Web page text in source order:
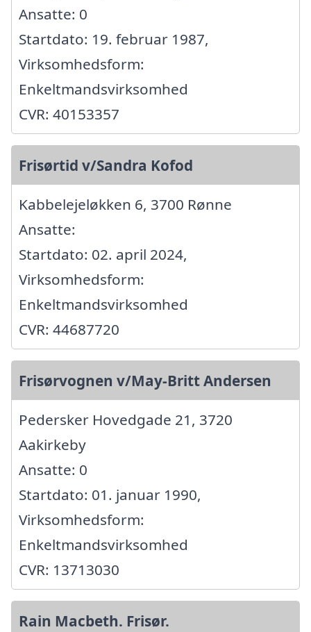
Ansatte: 0
Startdato: 19. februar 1987,
Virksomhedsform:
Enkeltmandsvirksomhed
CVR: 40153357
Frisørtid v/Sandra Kofod
Kabbelejeløkken 6, 3700 Rønne
Ansatte:
Startdato: 02. april 2024,
Virksomhedsform:
Enkeltmandsvirksomhed
CVR: 44687720
Frisørvognen v/May-Britt Andersen
Pedersker Hovedgade 21, 3720
Aakirkeby
Ansatte: 0
Startdato: 01. januar 1990,
Virksomhedsform:
Enkeltmandsvirksomhed
CVR: 13713030
Rain Macbeth. Frisør.